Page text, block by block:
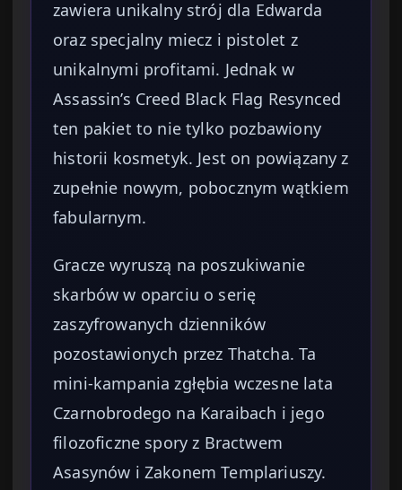
zawiera unikalny strój dla Edwarda
oraz specjalny miecz i pistolet z
unikalnymi profitami. Jednak w
Assassin’s Creed Black Flag Resynced
ten pakiet to nie tylko pozbawiony
historii kosmetyk. Jest on powiązany z
zupełnie nowym, pobocznym wątkiem
fabularnym.
Gracze wyruszą na poszukiwanie
skarbów w oparciu o serię
zaszyfrowanych dzienników
pozostawionych przez Thatcha. Ta
mini-kampania zgłębia wczesne lata
Czarnobrodego na Karaibach i jego
filozoficzne spory z Bractwem
Asasynów i Zakonem Templariuszy.